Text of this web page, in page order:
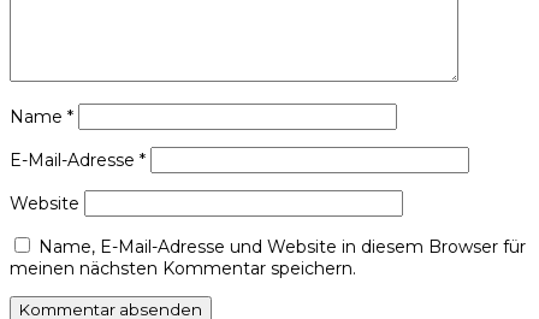
Name *
E-Mail-Adresse *
Website
Name, E-Mail-Adresse und Website in diesem Browser für
meinen nächsten Kommentar speichern.